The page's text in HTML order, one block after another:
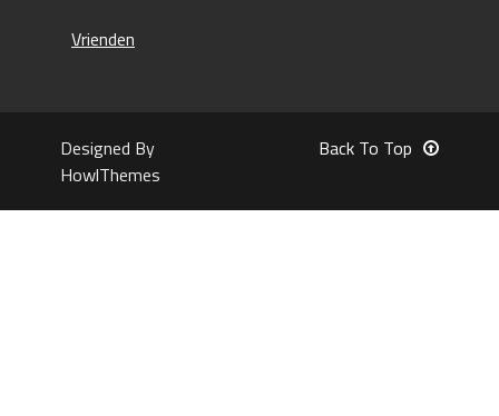
Vrienden
Designed By
HowlThemes
Back To Top